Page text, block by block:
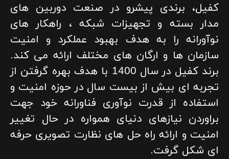
کفیل، برندی پیشرو در صنعت دوربین های
مدار بسته و تجهیزات شبکه ، راهکار های
نوآورانه را به هدف بهبود عملکرد و امنیت
سازمان ها و ارگان های مختلف ارائه می کند.
برند کفیل در سال 1400 با هدف بهره گرفتن از
تجربه ای بیش از بیست سال در حوزه امنیت و
استفاده از قدرت نوآوری فناورانه خود جهت
براوردن نیازهای دنیای همواره در حال تغییر
امنیت و ارائه راه حل های نظارت تصویری حرفه
ای شکل گرفت.